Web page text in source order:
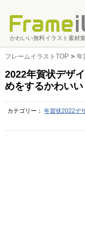
かわいい無料イラスト素材
フレームイラストTOP > 年
2022年賀状デザ
めをするかわいい
カテゴリー： 年賀状2022デ